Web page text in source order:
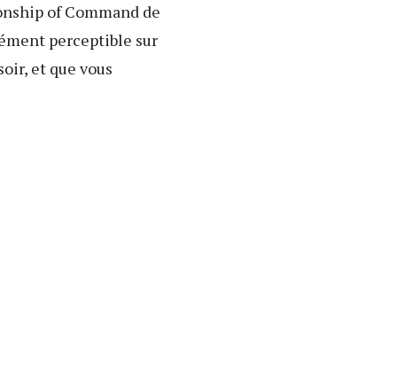
of Command de
perceptible sur
et que vous